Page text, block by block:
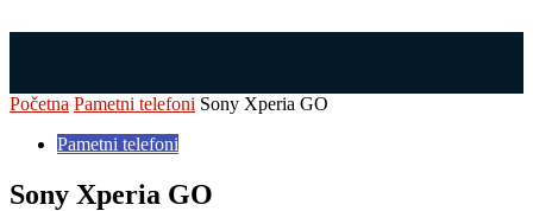
Početna Pametni telefoni Sony Xperia GO
Pametni telefoni
Sony Xperia GO